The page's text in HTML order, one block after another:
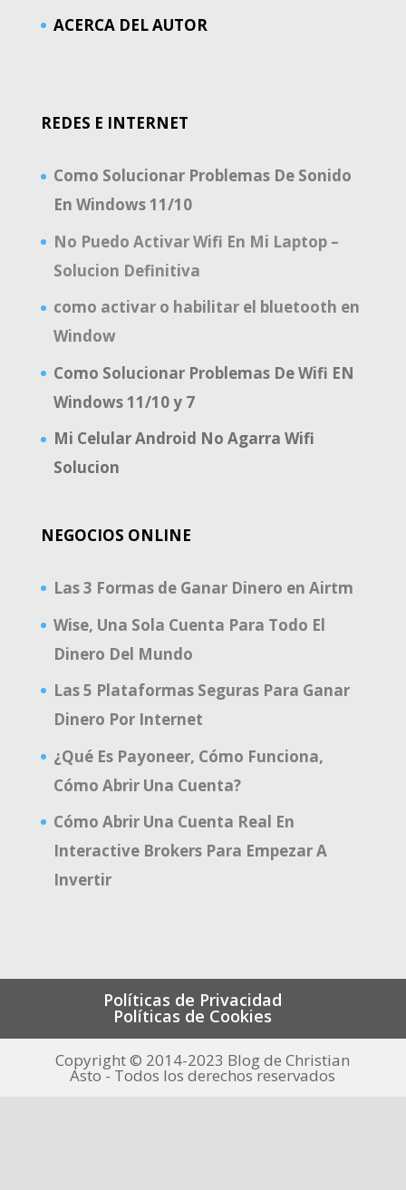
ACERCA DEL AUTOR
REDES E INTERNET
Como Solucionar Problemas De Sonido
En Windows 11/10
No Puedo Activar Wifi En Mi Laptop –
Solucion Definitiva
como activar o habilitar el bluetooth en
Window
Como Solucionar Problemas De Wifi EN
Windows 11/10 y 7
Mi Celular Android No Agarra Wifi
Solucion
NEGOCIOS ONLINE
Las 3 Formas de Ganar Dinero en Airtm
Wise, Una Sola Cuenta Para Todo El
Dinero Del Mundo
Las 5 Plataformas Seguras Para Ganar
Dinero Por Internet
¿Qué Es Payoneer, Cómo Funciona,
Cómo Abrir Una Cuenta?
Cómo Abrir Una Cuenta Real En
Interactive Brokers Para Empezar A
Invertir
Políticas de Privacidad
Políticas de Cookies
Copyright © 2014-2023 Blog de Christian
Asto - Todos los derechos reservados